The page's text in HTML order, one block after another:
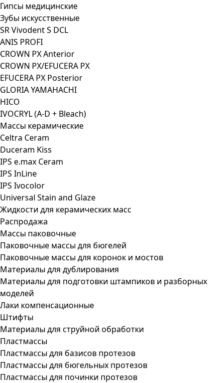
Гипсы медицинские
Зубы искусственные
SR Vivodent S DCL
ANIS PROFI
CROWN PX Anterior
CROWN PX/EFUCERA PX
EFUCERA PX Posterior
GLORIA YAMAHACHI
HICO
IVOCRYL (A-D + Bleach)
Массы керамические
Celtra Ceram
Duceram Kiss
IPS e.max Ceram
IPS InLine
IPS Ivocolor
Universal Stain and Glaze
Жидкости для керамических масс
Распродажа
Массы паковочные
Паковочные массы для бюгелей
Паковочные массы для коронок и мостов
Материалы для дублирования
Материалы для подготовки штампиков и разборных
моделей
Лаки компенсационные
Штифты
Материалы для струйной обработки
Пластмассы
Пластмассы для базисов протезов
Пластмассы для бюгельных протезов
Пластмассы для починки протезов